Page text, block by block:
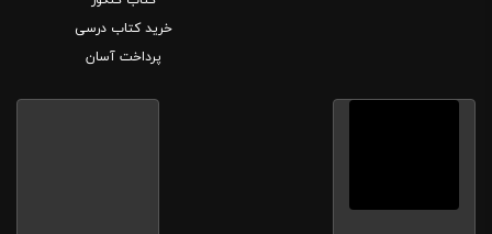
خرید کتاب درسی
پرداخت آسان